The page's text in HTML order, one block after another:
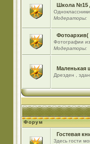
Школа №15
Модераторы:
Фотографии
Модераторы:
Маленькая
Дрезден ,
Форум
Гостевая
Здесь гости